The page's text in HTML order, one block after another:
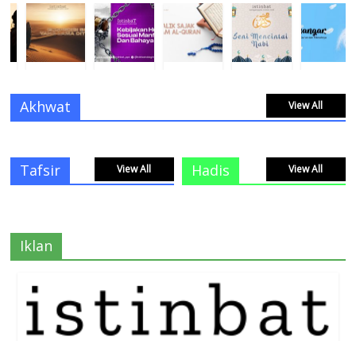
Akhwat View All
Tafsir View All Hadis View All
Iklan